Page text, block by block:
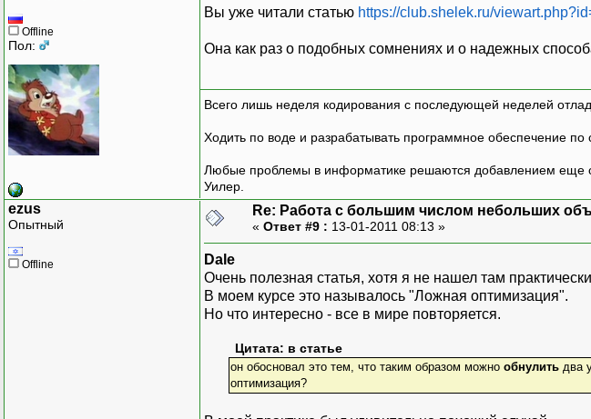
Offline
Пол:
Вы уже читали статью https://club.shelek.ru/
Она как раз о подобных сомнениях и о надежных
Всего лишь неделя кодирования с последующей неделей
Ходить по воде и разрабатывать программное обеспечение
Любые проблемы в информатике решаются добавлением еще
Уилер.
ezus
Опытный
Offline
Re: Работа с большим числом небольших
« Ответ #9 : 13-01-2011 08:13 »
Dale
Очень полезная статья, хотя я не нашел там
В моем курсе это называлось "Ложная оптимизация".
Но что интересно - все в мире повторяется.
Цитата: в статье
он обосновал это тем, что таким образом можно обнулить два
оптимизация?